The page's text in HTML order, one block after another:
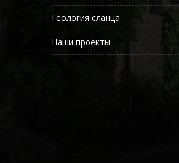
Геология сланца
Наши проекты